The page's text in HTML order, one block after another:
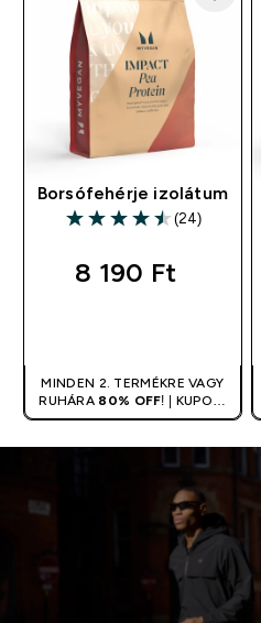
Borsófehérje izolátum
4.5 out of 5 stars
(24)
8 190 Ft‎
MINDEN 2. TERMÉKRE VAGY
RUHÁRA 80% OFF! | KUPON:
DUPLA